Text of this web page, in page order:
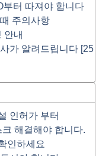
부터 따져야 합니다
주의사항
안내
가 알려드립니다 [25
인허가 부터
해결해야 합니다.
인하세요